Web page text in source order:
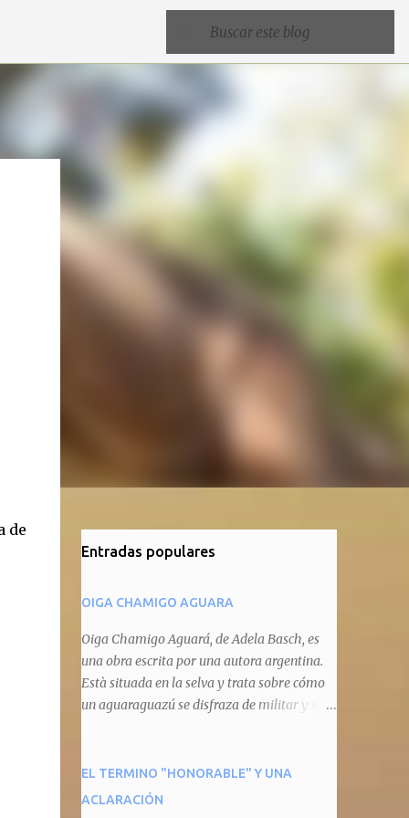
de
Entradas populares
OIGA CHAMIGO AGUARA
Oiga Chamigo Aguará, de Adela Basch, es
una obra escrita por una autora argentina.
Està situada en la selva y trata sobre cómo
un aguaraguazú se disfraza de militar y se
animal que pretenda circular por ahí. En
primera instancia aparece Teteu, el tero,
EL TERMINO "HONORABLE" Y UNA
ACLARACIÓN